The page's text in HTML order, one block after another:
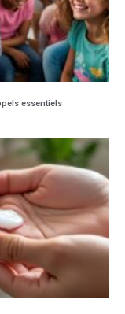
essentiels